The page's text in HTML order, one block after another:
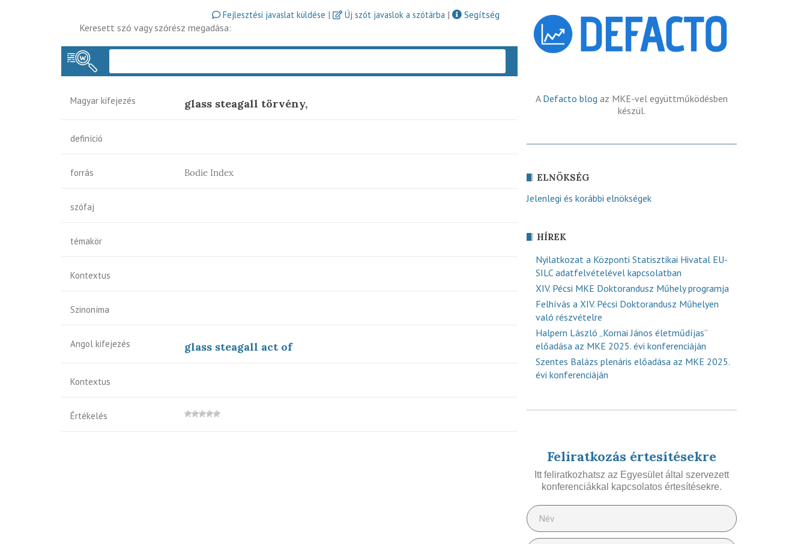
Fejlesztési javaslat küldése | Új szót javaslok a szótárba |
Segítség
Keresett szó vagy szórész megadása:
Magyar kifejezés glass steagall törvény,
definíció
forrás Bodie Index
szófaj
témakör
Kontextus
Szinoníma
Angol kifejezés glass steagall act of
Kontextus
Értékelés
A Defacto blog az MKE-vel együttműködésben
készül.
ELNÖKSÉG
Jelenlegi és korábbi elnökségek
HÍREK
Nyilatkozat a Központi Statisztikai Hivatal EU-
SILC adatfelvételével kapcsolatban
XIV. Pécsi MKE Doktorandusz Műhely programja
Felhívás a XIV. Pécsi Doktorandusz Műhelyen
való részvételre
Halpern László „Kornai János életműdíjas”
előadása az MKE 2025. évi konferenciáján
Szentes Balázs plenáris előadása az MKE 2025.
évi konferenciáján
Feliratkozás értesítésekre
Itt feliratkozhatsz az Egyesület által szervezett
konferenciákkal kapcsolatos értesítésekre.